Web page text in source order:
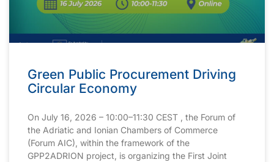
Green Public Procurement Driving
Circular Economy
On July 16, 2026 – 10:00–11:30 CEST , the Forum of
the Adriatic and Ionian Chambers of Commerce
(Forum AIC), within the framework of the
GPP2ADRION project, is organizing the First Joint